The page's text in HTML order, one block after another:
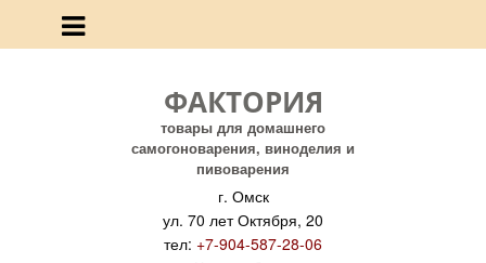
ФАКТОРИЯ
товары для домашнего
самогоноварения, виноделия и
пивоварения
г. Омск
ул. 70 лет Октября, 20
тел: +7-904-587-28-06